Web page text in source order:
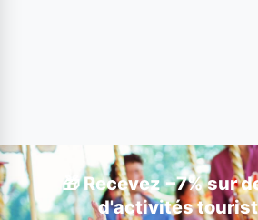
🎁 Recevez −7% sur
d'activités